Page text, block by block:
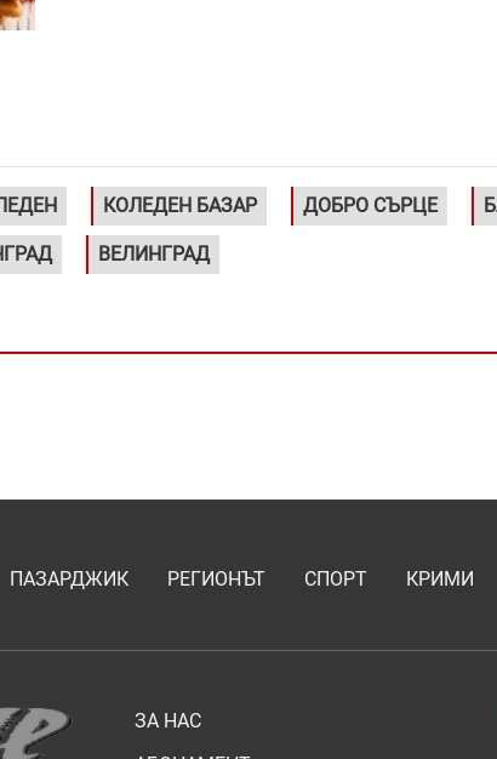
КОЛЕДЕН БАЗАР ДОБРО СЪРЦЕ
ВЕЛИНГРАД
ПАЗАРДЖИК РЕГИОНЪТ СПОРТ КРИМИ
ЗА НАС